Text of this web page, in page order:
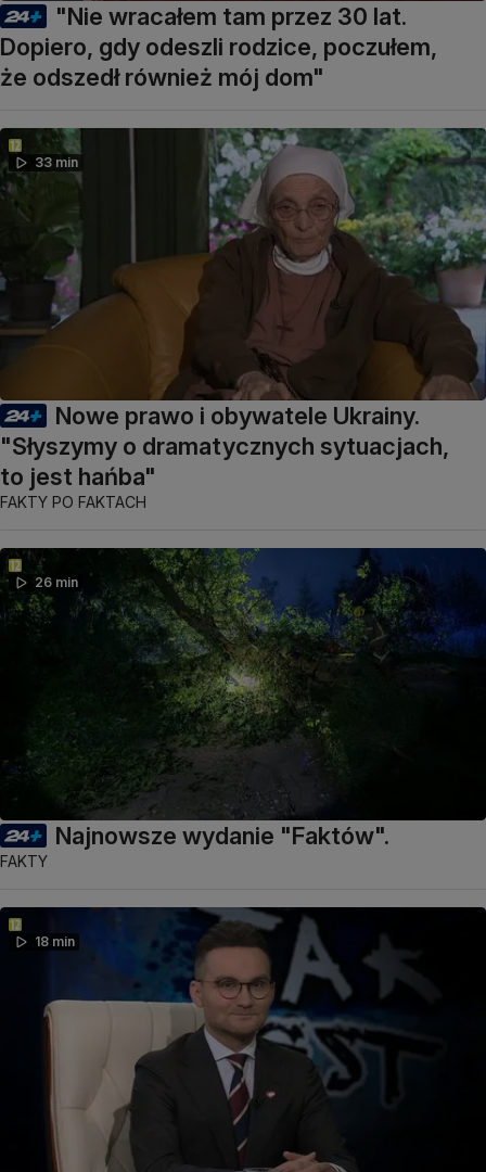
"Nie wracałem tam przez 30 lat.
Dopiero, gdy odeszli rodzice, poczułem,
że odszedł również mój dom"
33 min
Nowe prawo i obywatele Ukrainy.
"Słyszymy o dramatycznych sytuacjach,
to jest hańba"
FAKTY PO FAKTACH
26 min
Najnowsze wydanie "Faktów".
FAKTY
18 min